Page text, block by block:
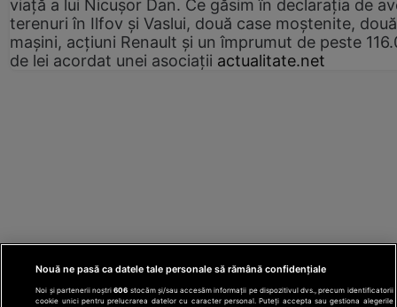
viață a lui Nicușor Dan. Ce găsim în declarația de
terenuri în Ilfov și Vaslui, două case moștenite, două
mașini, acțiuni Renault și un împrumut de peste
de lei acordat unei asociații actualitate.net
Nouă ne pasă ca datele tale personale să rămână confidențiale
Noi și partenerii noștri606 stocăm și/sau accesăm informații pe dispozitivul dvs., precum identificatorii
cookie unici pentru prelucrarea datelor cu caracter personal. Puteți accepta sau gestiona alegerile